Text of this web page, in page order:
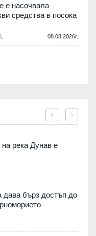
е насочвала
средства в посока
08.08.2026г.
река Дунав е
дава бърз достъп до